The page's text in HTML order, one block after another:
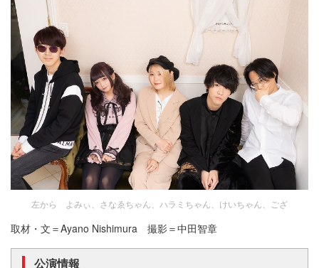
左から よみぃ、さなゑちゃん、ハラミちゃん、けいちゃん、ござ
取材・文＝Ayano Nishimura 撮影＝中田智章
公演情報